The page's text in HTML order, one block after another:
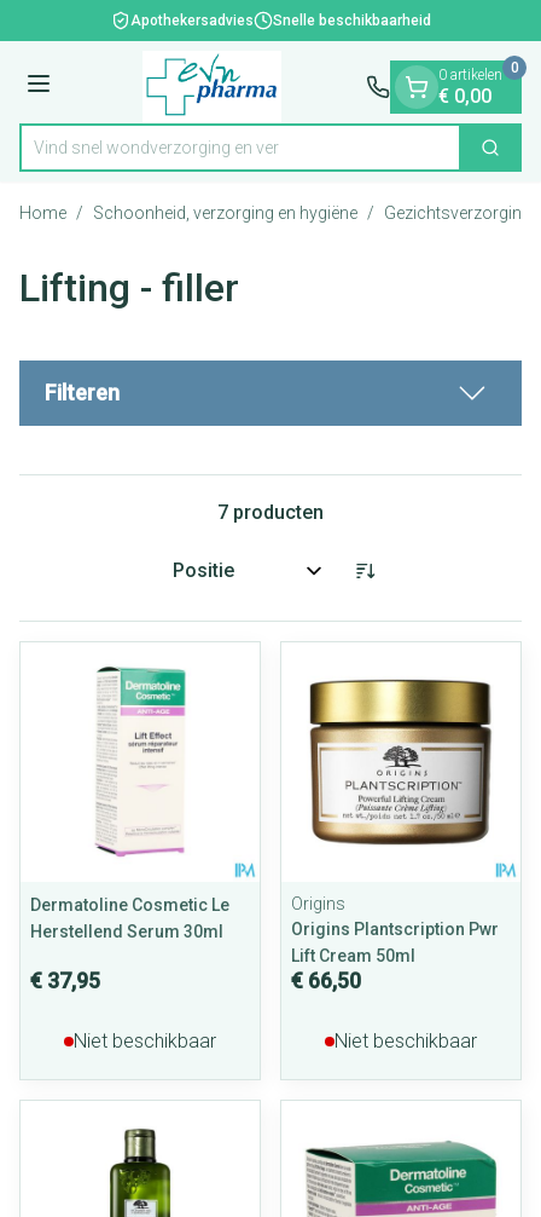
Ga naar de inhoudApothekersadvies Snelle beschikbaarheid
Menu
Product, merk, categorie...
Vind snel wondverzorgin Zoek
0 artikelen
€ 0,00
0
Home / Schoonheid, verzorging en hygiëne / Gezichtsverzorging
Lifting - filler
Filteren
7 producten
Sorteer op:
Dermatoline Cosmetic Le
Herstellend Serum 30ml
€ 37,95
Niet beschikbaar
Origins
Origins Plantscription Pwr
Lift Cream 50ml
€ 66,50
Niet beschikbaar